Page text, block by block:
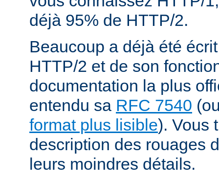
déjà 95% de HTTP/2.
Beaucoup a déjà été
HTTP/2 et de son
documentation la plus
entendu sa RFC 7540
format plus lisible). Vous
description des rouages
leurs moindres détails.